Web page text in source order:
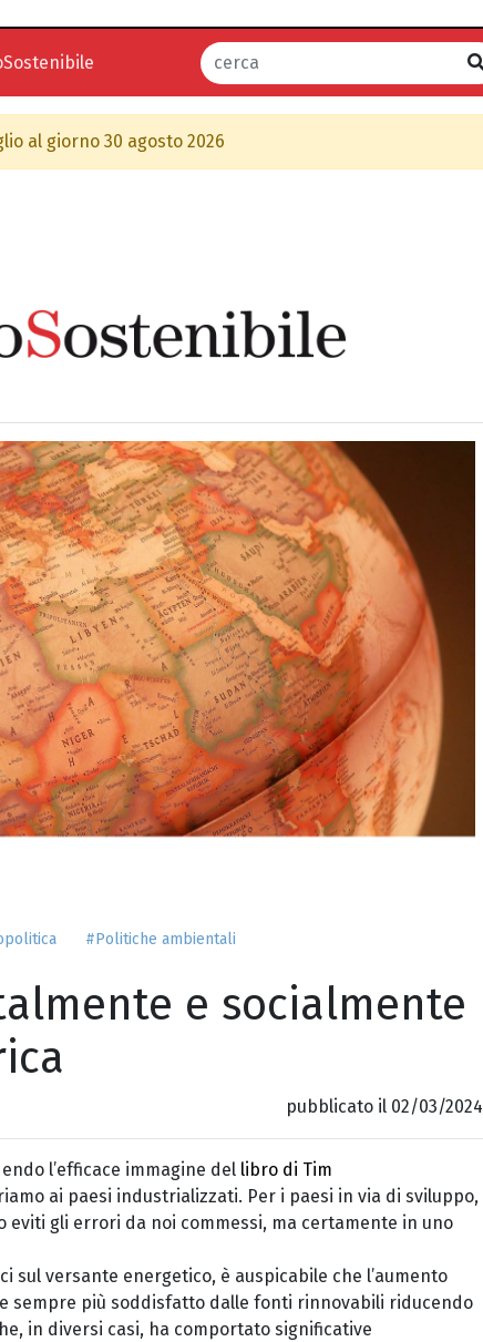
al giorno 30 agosto 2026
#Politiche ambientali
e socialmente
pubblicato il 02/03/2024
l’efficace immagine del libro di Tim
ai paesi industrializzati. Per i paesi in via di sviluppo,
eviti gli errori da noi commessi, ma certamente in uno
sul versante energetico, è auspicabile che l’aumento
sempre più soddisfatto dalle fonti rinnovabili riducendo
in diversi casi, ha comportato significative